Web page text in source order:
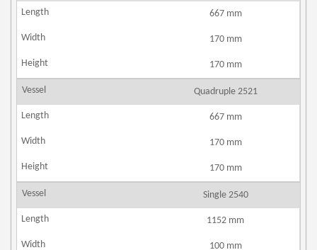
667 mm
170 mm
170 mm
Quadruple 2521
667 mm
170 mm
170 mm
Single 2540
1152 mm
100 mm